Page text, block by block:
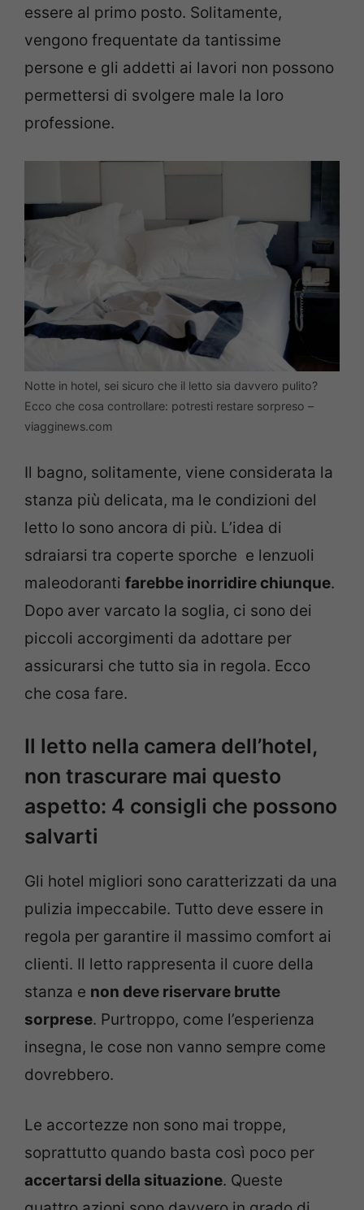
essere al primo posto. Solitamente,
vengono frequentate da tantissime
persone e gli addetti ai lavori non possono
permettersi di svolgere male la loro
professione.
Notte in hotel, sei sicuro che il letto sia davvero pulito?
Ecco che cosa controllare: potresti restare sorpreso –
viagginews.com
Il bagno, solitamente, viene considerata la
stanza più delicata, ma le condizioni del
letto lo sono ancora di più. L’idea di
sdraiarsi tra coperte sporche e lenzuoli
maleodoranti farebbe inorridire chiunque.
Dopo aver varcato la soglia, ci sono dei
piccoli accorgimenti da adottare per
assicurarsi che tutto sia in regola. Ecco
che cosa fare.
Il letto nella camera dell’hotel,
non trascurare mai questo
aspetto: 4 consigli che possono
salvarti
Gli hotel migliori sono caratterizzati da una
pulizia impeccabile. Tutto deve essere in
regola per garantire il massimo comfort ai
clienti. Il letto rappresenta il cuore della
stanza e non deve riservare brutte
sorprese. Purtroppo, come l’esperienza
insegna, le cose non vanno sempre come
dovrebbero.
Le accortezze non sono mai troppe,
soprattutto quando basta così poco per
accertarsi della situazione. Queste